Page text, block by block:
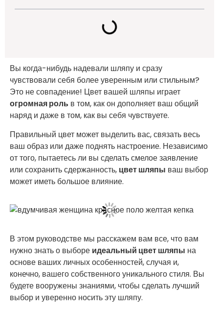
Вы когда-нибудь надевали шляпу и сразу
чувствовали себя более уверенным или стильным?
Это не совпадение! Цвет вашей шляпы играет
огромная роль в том, как он дополняет ваш общий
наряд и даже в том, как вы себя чувствуете.
Правильный цвет может выделить вас, связать весь
ваш образ или даже поднять настроение. Независимо
от того, пытаетесь ли вы сделать смелое заявление
или сохранить сдержанность, цвет шляпы ваш выбор
может иметь большое влияние.
В этом руководстве мы расскажем вам все, что вам
нужно знать о выборе идеальный цвет шляпы на
основе ваших личных особенностей, случая и,
конечно, вашего собственного уникального стиля. Вы
будете вооружены знаниями, чтобы сделать лучший
выбор и уверенно носить эту шляпу.